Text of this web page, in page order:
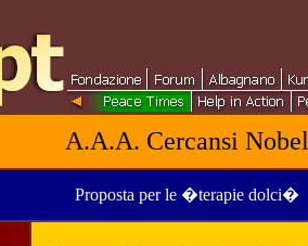
A.A.A. Cercansi Nobel
Proposta per le �terapie dolci�